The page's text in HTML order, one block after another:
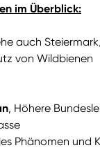
im Überblick:
auch
von Wildbienen
, Höhere
Phänomen und